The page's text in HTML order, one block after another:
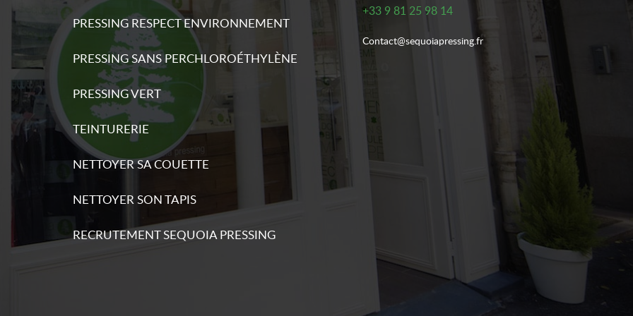
PRESSING RESPECT ENVIRONNEMENT
PRESSING SANS PERCHLOROÉTHYLÈNE
PRESSING VERT
TEINTURERIE
NETTOYER SA COUETTE
NETTOYER SON TAPIS
RECRUTEMENT SEQUOIA PRESSING
+33 9 81 25 98 14
Contact@sequoiapressing.fr